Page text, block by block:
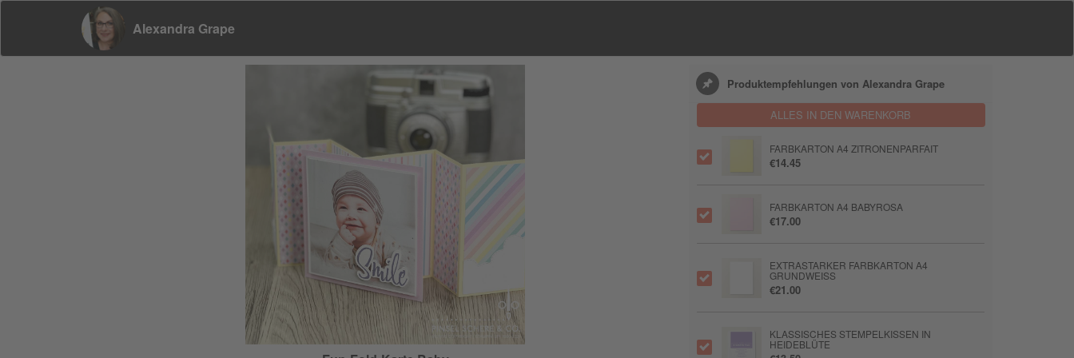
Alexandra Grape
Produktempfehlungen von Alexandra Grape
ALLES IN DEN WARENKORB
FARBKARTON A4 ZITRONENPARFAIT
€14.45
FARBKARTON A4 BABYROSA
€17.00
EXTRASTARKER FARBKARTON A4
GRUNDWEISS
€21.00
KLASSISCHES STEMPELKISSEN IN
HEIDEBLÜTE